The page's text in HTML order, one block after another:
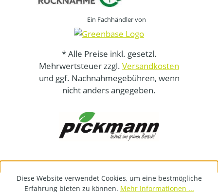
Ein Fachhändler von
* Alle Preise inkl. gesetzl.
Mehrwertsteuer zzgl. Versandkosten
und ggf. Nachnahmegebühren, wenn
nicht anders angegeben.
Diese Website verwendet Cookies, um eine bestmögliche
Erfahrung bieten zu können. Mehr Informationen ...